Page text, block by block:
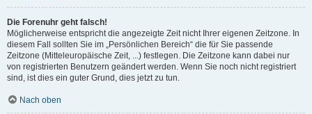
Die Forenuhr geht falsch!
Möglicherweise entspricht die angezeigte Zeit nicht Ihrer eigenen Zeitzone. In
diesem Fall sollten Sie im „Persönlichen Bereich“ die für Sie passende
Zeitzone (Mitteleuropäische Zeit, ...) festlegen. Die Zeitzone kann dabei nur
von registrierten Benutzern geändert werden. Wenn Sie noch nicht registriert
sind, ist dies ein guter Grund, dies jetzt zu tun.
Nach oben